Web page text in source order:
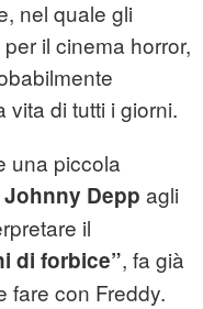
nel quale gli
il cinema horror,
vita di tutti i giorni.
una piccola
Johnny Depp agli
il
di forbice”, fa già
fare con Freddy.